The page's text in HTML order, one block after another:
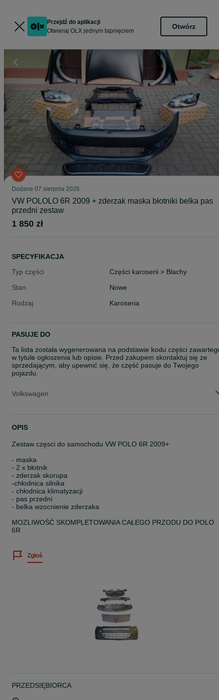
Przejdź do aplikacji
Otwieraj OLX jednym tapnięciem
Otwórz
Dodane 07 sierpnia 2026
VW POLOLO 6R 2009 + zderzak maska błotniki belka pas
przedni zestaw
1 850 zł
SPECYFIKACJA
Typ części
Części karoserii > Blachy
Stan
Nowe
Rodzaj
Karoseria
PASUJE DO
Ta lista została wygenerowana na podstawie kodu części
w tytule ogłoszenia lub opisie. Przed zakupem skontaktuj się ze
sprzedającym, aby upewnić się, że część pasuje do Twojego
pojazdu.
Volkswagen
OPIS
Zestaw częsci do samochodu VW POLO 6R 2009+
- maska
- 2 x błotnik
- zderzak skorupa
-chłodnica silnika
- chłodnica klimatyzacji
- pas przedni
- belka wzocnienie zderzaka
MOZLIWOŚĆ SKOMPLETOWANIA CAŁEGO PRZODU DO POLO
6R
Zgłoś
PRZEDSIĘBIORCA